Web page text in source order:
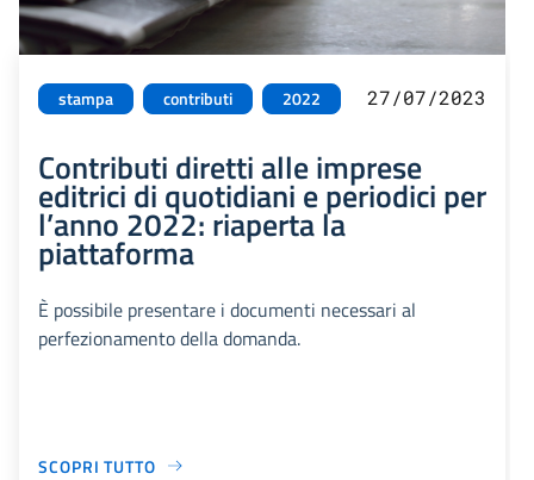
stampa contributi 2022 27/07/2023
Contributi diretti alle imprese
editrici di quotidiani e periodici per
l’anno 2022: riaperta la
piattaforma
È possibile presentare i documenti necessari al
perfezionamento della domanda.
SCOPRI TUTTO